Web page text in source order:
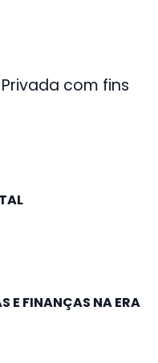
com fins
E FINANÇAS NA ERA